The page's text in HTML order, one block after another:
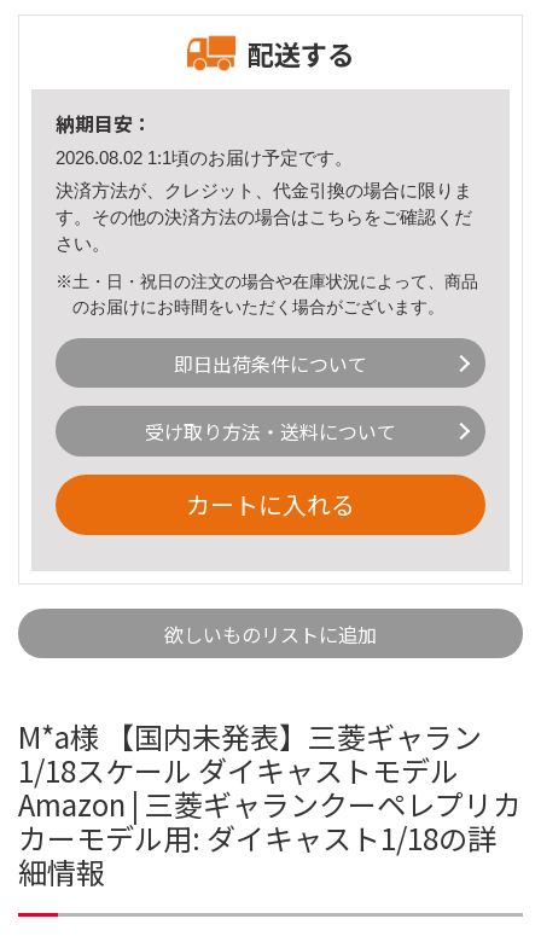
配送する
納期目安：
2026.08.02 1:1頃のお届け予定です。
決済方法が、クレジット、代金引換の場合に限りま
す。その他の決済方法の場合はこちら をご確認くだ
さい。
※土・日・祝日の注文の場合や在庫状況によって、商品
のお届けにお時間をいただく場合がございます。
即日出荷条件について
受け取り方法・送料について
カートに入れる
欲しいものリストに追加
M*a様 【国内未発表】三菱ギャラン
1/18スケール ダイキャストモデル
Amazon | 三菱ギャランクーペレプリカ
カーモデル用: ダイキャスト1/18の詳
細情報